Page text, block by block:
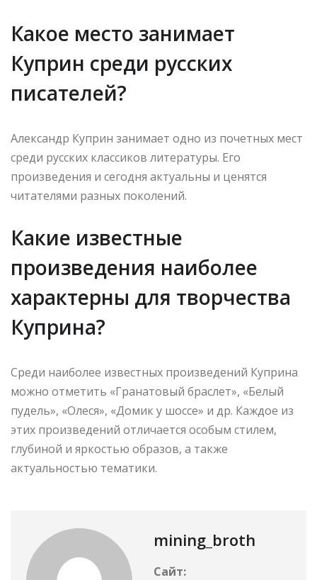
Какое место занимает
Куприн среди русских
писателей?
Александр Куприн занимает одно из почетных мест
среди русских классиков литературы. Его
произведения и сегодня актуальны и ценятся
читателями разных поколений.
Какие известные
произведения наиболее
характерны для творчества
Куприна?
Среди наиболее известных произведений Куприна
можно отметить «Гранатовый браслет», «Белый
пудель», «Олеся», «Домик у шоссе» и др. Каждое из
этих произведений отличается особым стилем,
глубиной и яркостью образов, а также
актуальностью тематики.
mining_broth
Сайт: